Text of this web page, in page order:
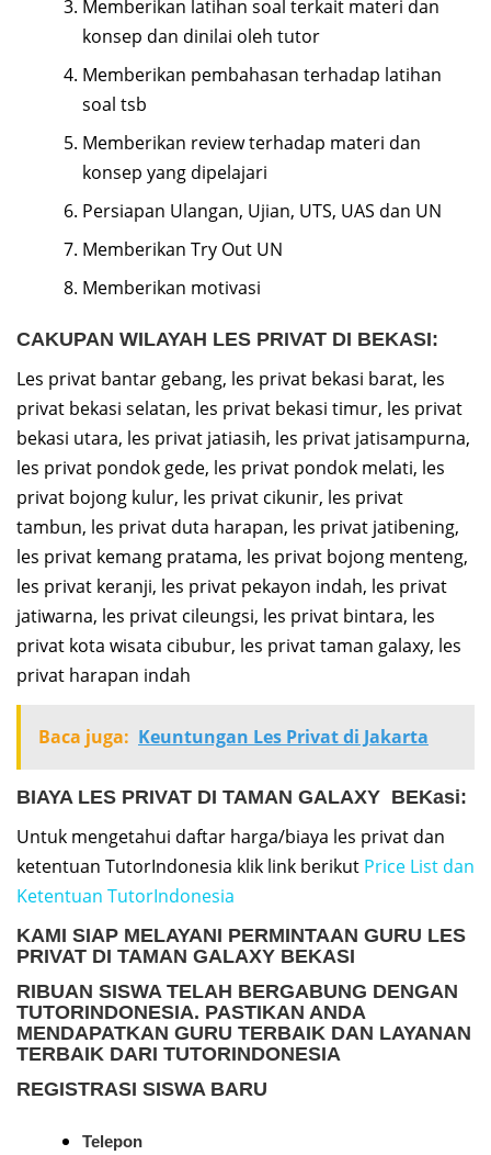
Memberikan latihan soal terkait materi dan
konsep dan dinilai oleh tutor
Memberikan pembahasan terhadap latihan
soal tsb
Memberikan review terhadap materi dan
konsep yang dipelajari
Persiapan Ulangan, Ujian, UTS, UAS dan UN
Memberikan Try Out UN
Memberikan motivasi
CAKUPAN WILAYAH LES PRIVAT DI BEKASI:
Les privat bantar gebang, les privat bekasi barat, les
privat bekasi selatan, les privat bekasi timur, les privat
bekasi utara, les privat jatiasih, les privat jatisampurna,
les privat pondok gede, les privat pondok melati, les
privat bojong kulur, les privat cikunir, les privat
tambun, les privat duta harapan, les privat jatibening,
les privat kemang pratama, les privat bojong menteng,
les privat keranji, les privat pekayon indah, les privat
jatiwarna, les privat cileungsi, les privat bintara, les
privat kota wisata cibubur, les privat taman galaxy, les
privat harapan indah
Baca juga: Keuntungan Les Privat di Jakarta
BIAYA LES PRIVAT DI TAMAN GALAXY BEKasi:
Untuk mengetahui daftar harga/biaya les privat dan
ketentuan TutorIndonesia klik link berikut Price List dan
Ketentuan TutorIndonesia
KAMI SIAP MELAYANI PERMINTAAN GURU LES
PRIVAT DI TAMAN GALAXY BEKASI
RIBUAN SISWA TELAH BERGABUNG DENGAN
TUTORINDONESIA. PASTIKAN ANDA
MENDAPATKAN GURU TERBAIK DAN LAYANAN
TERBAIK DARI TUTORINDONESIA
REGISTRASI SISWA BARU
Telepon